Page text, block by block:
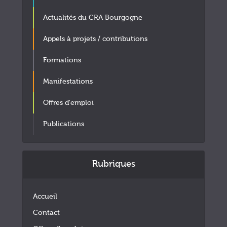
Actualités du CRA Bourgogne
Appels à projets / contributions
Formations
Manifestations
Offres d'emploi
Publications
Rubriques
Accueil
Contact